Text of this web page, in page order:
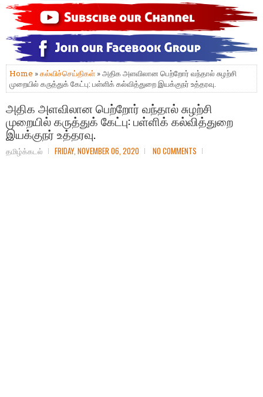
Home »கல்விச்செய்திகள் » அதிக அளவிலான பெற்றோர் வந்தால் சுழற்சி
முறையில் கருத்துக் கேட்பு: பள்ளிக் கல்வித்துறை இயக்குநர் உத்தரவு.
அதிக அளவிலான பெற்றோர் வந்தால் சுழற்சி
முறையில் கருத்துக் கேட்பு: பள்ளிக் கல்வித்துறை
இயக்குநர் உத்தரவு.
தமிழ்க்கடல் FRIDAY, NOVEMBER 06, 2020 NO COMMENTS